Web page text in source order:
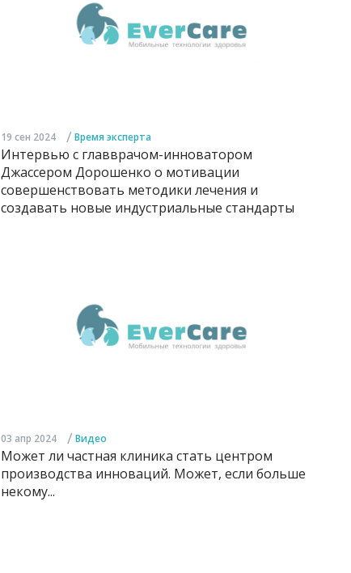
19 сен 2024 / Время эксперта
Интервью с главврачом-инноватором
Джассером Дорошенко о мотивации
совершенствовать методики лечения и
создавать новые индустриальные стандарты
03 апр 2024 / Видео
Может ли частная клиника стать центром
производства инноваций. Может, если больше
некому...